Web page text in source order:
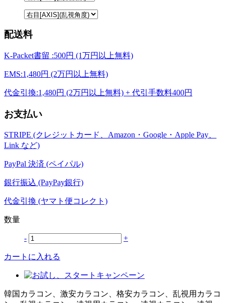
配送料
K-Packet書留 :500円 (1万円以上無料)
EMS:1,480円 (2万円以上無料)
代金引換:1,480円 (2万円以上無料) + 代引手数料400円
お支払い
STRIPE (クレジットカード、Amazon・Google・Apple Pay、
Link など)
PayPal 決済 (ペイパル)
銀行振込 (PayPay銀行)
代金引換 (ヤマト便コレクト)
数量
- +
カートに入れる
韓国カラコン、激安カラコン、格安カラコン、乱視用カラコ